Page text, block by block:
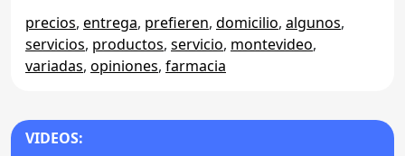
precios, entrega, prefieren, domicilio, algunos,
servicios, productos, servicio, montevideo,
variadas, opiniones, farmacia
VIDEOS: